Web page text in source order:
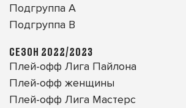
Подгруппа A
Подгруппа B
СЕЗОН 2022/2023
Плей-офф Лига Пайлона
Плей-офф женщины
Плей-офф Лига Мастерс